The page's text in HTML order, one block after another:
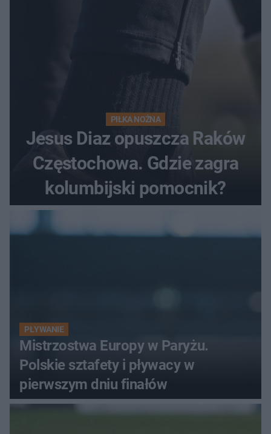
PIŁKA NOŻNA
Jesus Diaz opuszcza Raków
Częstochowa. Gdzie zagra
kolumbijski pomocnik?
PŁYWANIE
Mistrzostwa Europy w Paryżu.
Polskie sztafety i pływacy w
pierwszym dniu finałów